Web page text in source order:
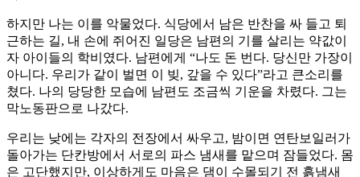
하지만 나는 이를 악물었다. 식당에서 남은 반찬을 싸 들고 퇴
근하는 길, 내 손에 쥐어진 일당은 남편의 기를 살리는 약값이
자 아이들의 학비였다. 남편에게 “나도 돈 번다. 당신만 가장이
아니다. 우리가 같이 벌면 이 빚, 갚을 수 있다”라고 큰소리를
쳤다. 나의 당당한 모습에 남편도 조금씩 기운을 차렸다. 그는
막노동판으로 나갔다.
우리는 낮에는 각자의 전장에서 싸우고, 밤이면 연탄보일러가
돌아가는 단칸방에서 서로의 파스 냄새를 맡으며 잠들었다. 몸
은 고단했지만, 이상하게도 마음은 댐이 수몰되기 전 흙냄새